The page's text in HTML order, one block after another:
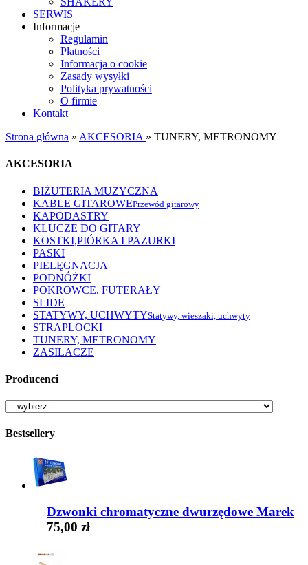
SERWIS
Informacje
Regulamin
Płatności
Informacja o cookie
Zasady wysyłki
Polityka prywatności
O firmie
Kontakt
Strona główna » AKCESORIA » TUNERY, METRONOMY
AKCESORIA
BIŻUTERIA MUZYCZNA
KABLE GITAROWEPrzewód gitarowy
KAPODASTRY
KLUCZE DO GITARY
KOSTKI,PIÓRKA I PAZURKI
PASKI
PIELĘGNACJA
PODNÓŻKI
POKROWCE, FUTERAŁY
SLIDE
STATYWY, UCHWYTYStatywy, wieszaki, uchwyty
STRAPLOCKI
TUNERY, METRONOMY
ZASILACZE
Producenci
Bestsellery
Dzwonki chromatyczne dwurzędowe Marek
75,00 zł